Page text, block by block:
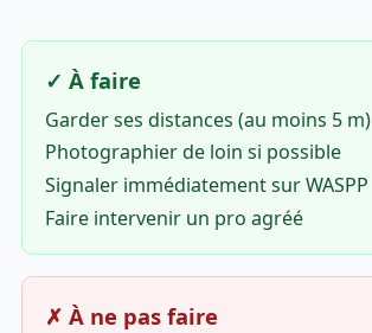
✓ À faire
Garder ses distances (au moins 5 m)
Photographier de loin si possible
Signaler immédiatement sur WASPP
Faire intervenir un pro agréé
✗ À ne pas faire